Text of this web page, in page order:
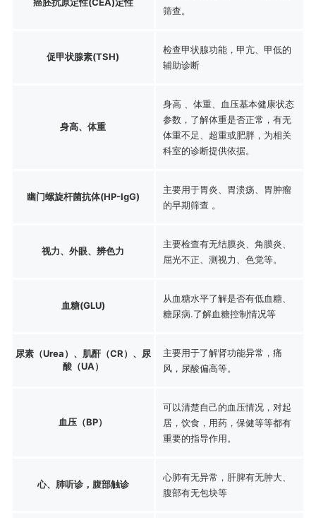
筛查。
促甲状腺素(TSH)
检查甲状腺功能，甲亢、甲低的
辅助诊断
身高、体重
身高 、体重、血压基本健康状态
参数，了解体重是否正常，有无
体重不足、超重或肥胖，为相关
科室的诊断提供依据。
幽门螺旋杆菌抗体(HP-IgG)
主要用于胃炎、胃溃疡、胃肿瘤
的早期筛查 。
视力、外眼、辨色力
主要检查有无结膜炎、角膜炎、
屈光不正、测视力、色觉等。
血糖(GLU)
从血糖水平了解是否有低血糖、
糖尿病.了解血糖控制情况等
尿素（Urea）、肌酐（CR）、尿
酸（UA）
主要用于了解肾功能异常，痛
风，尿酸偏高等。
血压（BP）
可以清楚自己的血压情况，对起
居，饮食，用药，保健等等都有
重要的指导作用。
心、肺听诊，腹部触诊
心肺有无异常，肝脾有无肿大、
腹部有无包块等